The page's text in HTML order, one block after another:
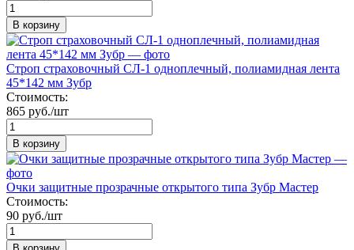
В корзину
Строп страховочный СЛ-1 одноплечный, полиамидная лента
45*142 мм Зубр
Стоимость:
865 руб./шт
В корзину
Очки защитные прозрачные открытого типа Зубр Мастер
Стоимость:
90 руб./шт